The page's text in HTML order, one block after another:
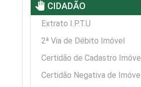
pan_tool CIDADÃO
Extrato I.P.T.U
2ª Via de Débito Imóvel
Certidão de Cadastro Imóvel
Certidão Negativa de Imóvel